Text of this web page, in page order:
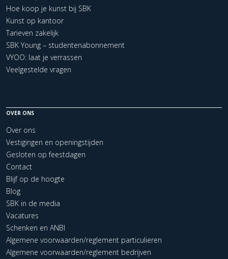
Hoe koop je kunst bij SBK
Kunst op kantoor
Tarieven zakelijk
SBK Young – studentenabonnement
VYOO: laat je verrassen
Veelgestelde vragen
OVER ONS
Over ons
Vestigingen en openingstijden
Gesloten op feestdagen
Contact
Blijf op de hoogte
Blog
SBK in de media
Vacatures
Schenken en ANBI
Algemene voorwaarden/reglement particulieren
Algemene voorwaarden/reglement bedrijven